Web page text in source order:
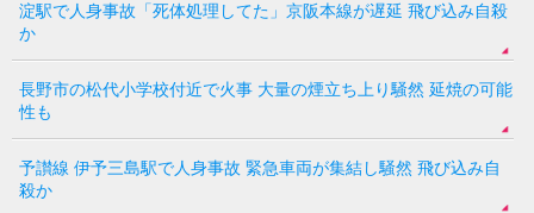
淀駅で人身事故「死体処理してた」京阪本線が遅延 飛び込み自殺
か
長野市の松代小学校付近で火事 大量の煙立ち上り騒然 延焼の可能
性も
予讃線 伊予三島駅で人身事故 緊急車両が集結し騒然 飛び込み自
殺か